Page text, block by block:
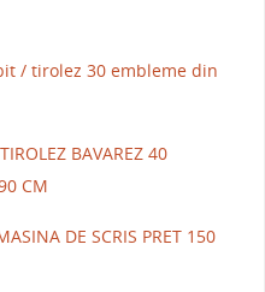
/ tirolez 30 embleme din
BAVAREZ 40
CM
DE SCRIS PRET 150